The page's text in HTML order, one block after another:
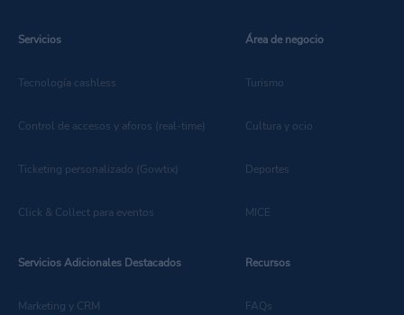
Servicios
Tecnología cashless
Control de accesos y aforos (real-time)
Ticketing personalizado (Gowtix)
Click & Collect para eventos
Servicios Adicionales Destacados
Marketing y CRM
Área de negocio
Turismo
Cultura y ocio
Deportes
MICE
Recursos
FAQs